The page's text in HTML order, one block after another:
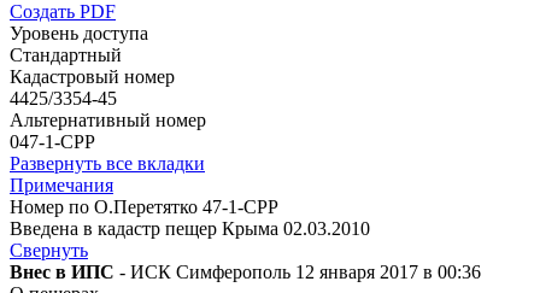
Создать PDF
Уровень доступа
Стандартный
Кадастровый номер
4425/3354-45
Альтернативный номер
047-1-CPP
Развернуть все вкладки
Примечания
Номер по О.Перетятко 47-1-CPP
Введена в кадастр пещер Крыма 02.03.2010
Свернуть
Внес в ИПС - ИСК Симферополь 12 января 2017 в 00:36